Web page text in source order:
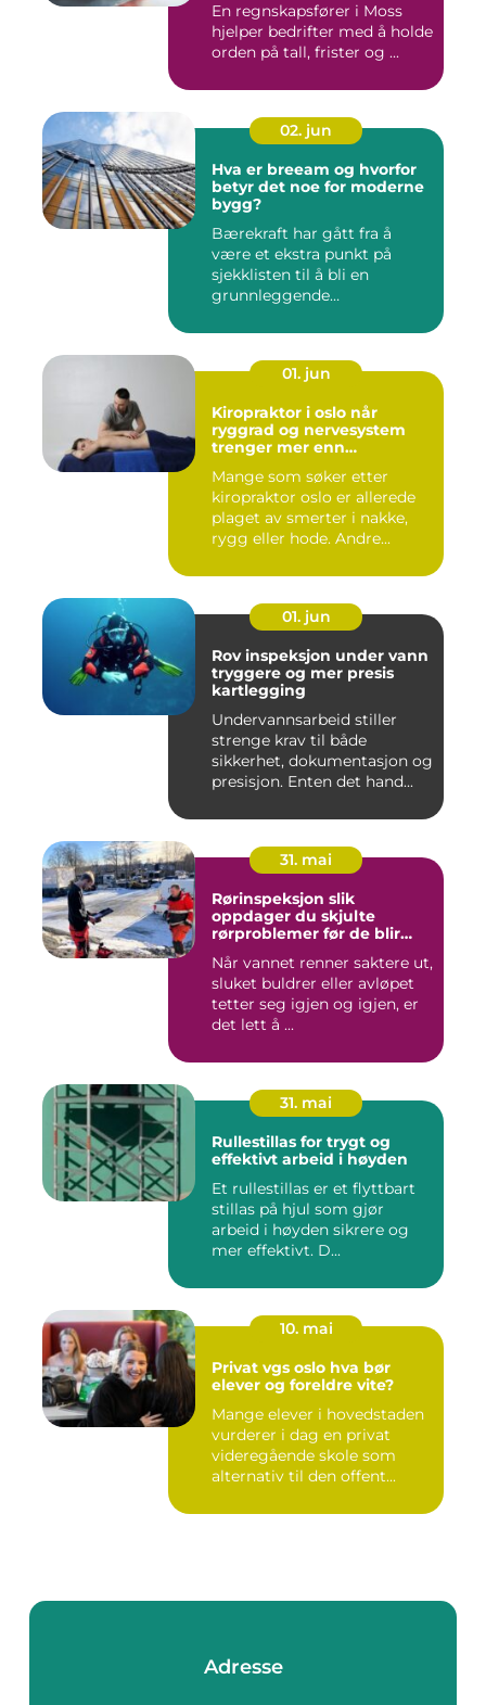
En regnskapsfører i Moss
hjelper bedrifter med å holde
orden på tall, frister og ...
02. jun
Hva er breeam og hvorfor
betyr det noe for moderne
bygg?
Bærekraft har gått fra å
være et ekstra punkt på
sjekklisten til å bli en
grunnleggende
01. jun
Kiropraktor i oslo når
ryggrad og nervesystem
trenger mer enn
Mange som søker etter
kiropraktor oslo er allerede
plaget av smerter i nakke,
rygg eller hode. Andre...
01. jun
Rov inspeksjon under vann
tryggere og mer presis
kartlegging
Undervannsarbeid stiller
strenge krav til både
sikkerhet, dokumentasjon og
presisjon. Enten det hand...
31. mai
Rørinspeksjon slik
oppdager du skjulte
rørproblemer før de blir
Når vannet renner saktere ut,
sluket buldrer eller avløpet
tetter seg igjen og igjen, er
det lett å ...
31. mai
Rullestillas for trygt og
effektivt arbeid i høyden
Et rullestillas er et flyttbart
stillas på hjul som gjør
arbeid i høyden sikrere og
mer effektivt. D...
10. mai
Privat vgs oslo hva bør
elever og foreldre vite?
Mange elever i hovedstaden
vurderer i dag en privat
videregående skole som
alternativ til den offent...
Adresse